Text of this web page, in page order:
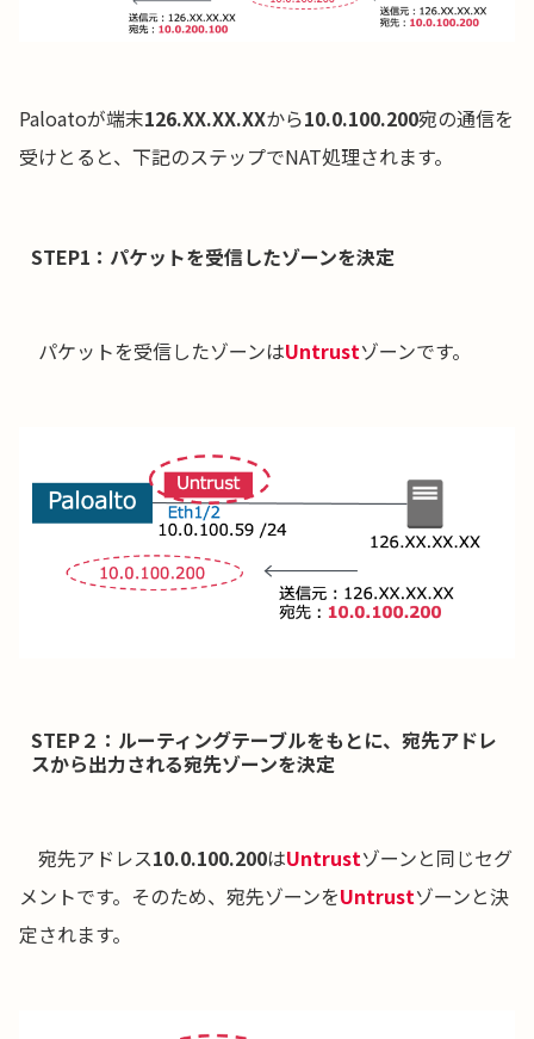
Paloatoが端末126.XX.XX.XXから10.0.100.200宛の通信を
受けとると、下記のステップでNAT処理されます。
STEP1：パケットを受信したゾーンを決定
パケットを受信したゾーンはUntrustゾーンです。
STEP２：ルーティングテーブルをもとに、宛先アドレ
スから出力される宛先ゾーンを決定
宛先アドレス10.0.100.200はUntrustゾーンと同じセグ
メントです。そのため、宛先ゾーンをUntrustゾーンと決
定されます。